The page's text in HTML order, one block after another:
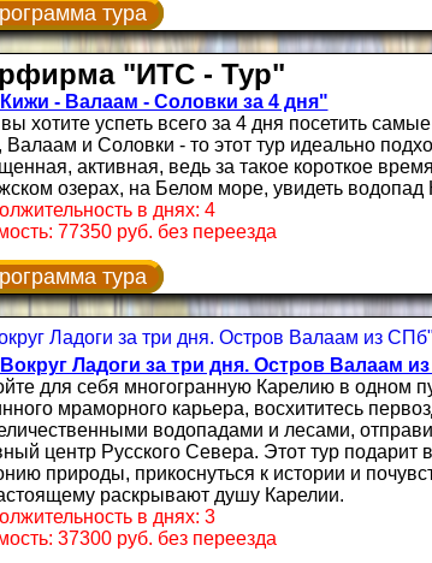
тура
"ИТС - Тур"
- Валаам - Соловки за 4 дня"
хотите успеть всего за 4 дня посетить
Валаам и Соловки - то этот тур идеально
активная, ведь за такое короткое
озерах, на Белом море, увидеть водопад
в днях: 4
77350 руб. без переезда
тура
Ладоги за три дня. Остров Валаам
для себя многогранную Карелию в одном
мраморного карьера, восхититесь
водопадами и лесами,
центр Русского Севера. Этот тур
природы, прикоснуться к истории и
раскрывают душу Карелии.
в днях: 3
37300 руб. без переезда